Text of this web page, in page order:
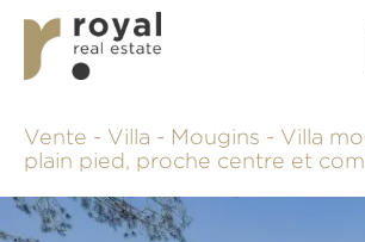
Vente - Villa - Mougins - Villa
plain pied, proche centre et